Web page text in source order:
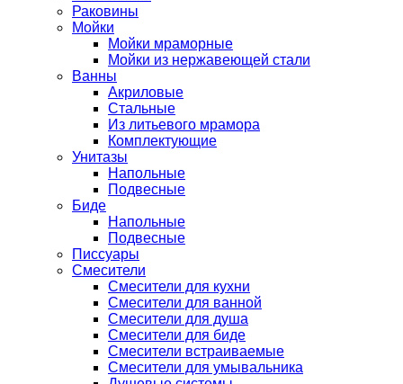
Раковины
Мойки
Мойки мраморные
Мойки из нержавеющей стали
Ванны
Акриловые
Стальные
Из литьевого мрамора
Комплектующие
Унитазы
Напольные
Подвесные
Биде
Напольные
Подвесные
Писсуары
Смесители
Смесители для кухни
Смесители для ванной
Смесители для душа
Смесители для биде
Смесители встраиваемые
Смесители для умывальника